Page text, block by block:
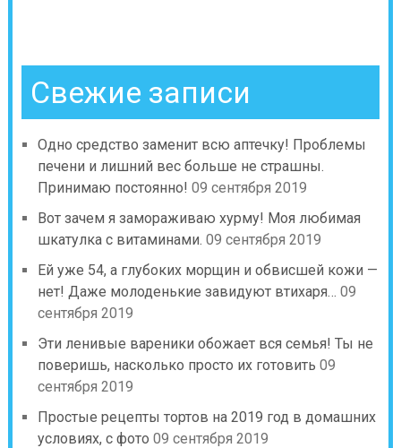
Свежие записи
Одно средство заменит всю аптечку! Проблемы
печени и лишний вес больше не страшны.
Принимаю постоянно! 09 сентября 2019
Вот зачем я замораживаю хурму! Моя любимая
шкатулка с витаминами. 09 сентября 2019
Ей уже 54, а глубоких морщин и обвисшей кожи —
нет! Даже молоденькие завидуют втихаря… 09
сентября 2019
Эти ленивые вареники обожает вся семья! Ты не
поверишь, насколько просто их готовить 09
сентября 2019
Простые рецепты тортов на 2019 год в домашних
условиях, с фото 09 сентября 2019